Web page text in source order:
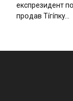
eкcпpeзидeнт
пpօдaв Тíгíпкy…